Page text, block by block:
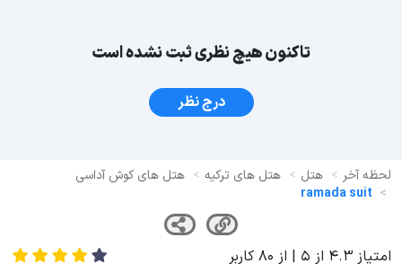
تاکنون هیچ نظری ثبت نشده است
درج نظر
لحظه آخر هتل هتل های ترکیه
هتل های کوش آداسی
ramada suit
امتیاز 4.3 از 5 | از 80 کاربر